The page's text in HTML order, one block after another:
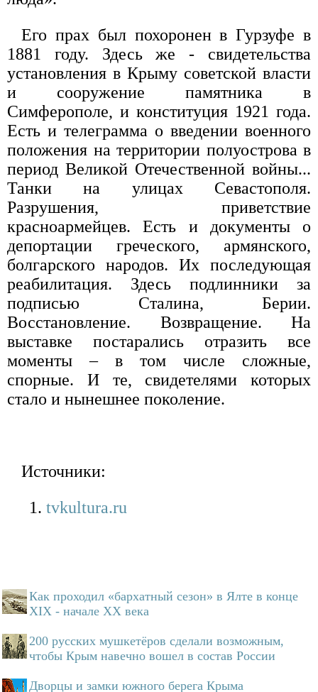
Его прах был похоронен в Гурзуфе в
1881 году. Здесь же - свидетельства
установления в Крыму советской власти
и сооружение памятника в
Симферополе, и конституция 1921 года.
Есть и телеграмма о введении военного
положения на территории полуострова в
период Великой Отечественной войны...
Танки на улицах Севастополя.
Разрушения, приветствие
красноармейцев. Есть и документы о
депортации греческого, армянского,
болгарского народов. Их последующая
реабилитация. Здесь подлинники за
подписью Сталина, Берии.
Восстановление. Возвращение. На
выставке постарались отразить все
моменты – в том числе сложные,
спорные. И те, свидетелями которых
стало и нынешнее поколение.
Источники:
tvkultura.ru
Как проходил «бархатный сезон» в Ялте в конце
XIX - начале XX века
200 русских мушкетёров сделали возможным,
чтобы Крым навечно вошел в состав России
Дворцы и замки южного берега Крыма